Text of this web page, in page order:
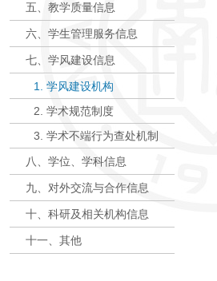
五、教学质量信息
六、学生管理服务信息
七、学风建设信息
1. 学风建设机构
2. 学术规范制度
3. 学术不端行为查处机制
八、学位、学科信息
九、对外交流与合作信息
十、科研及相关机构信息
十一、其他